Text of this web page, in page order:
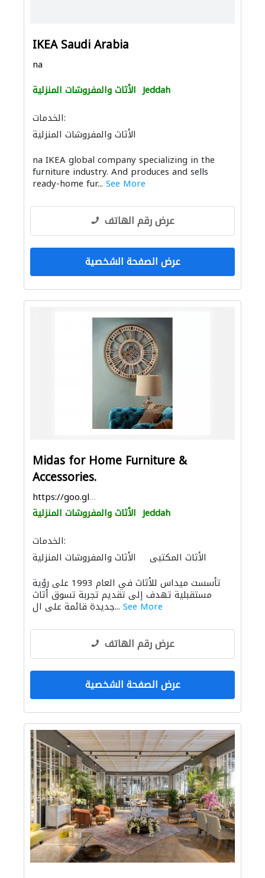
IKEA Saudi Arabia
na
الأثاث والمفروشات المنزلية Jeddah
الخدمات:
الأثاث والمفروشات المنزلية
na IKEA global company specializing in the
furniture industry. And produces and sells
ready-home fur... See More
عرض رقم الهاتف
عرض الصفحة الشخصية
Midas for Home Furniture &
Accessories.
https://goo.gl/maps/cZ9gxcKBDJJUiPkJ9
الأثاث والمفروشات المنزلية Jeddah
الخدمات:
الأثاث والمفروشات المنزلية
الأثاث المكتبي
تأسست ميداس للأثاث في العام 1993 على رؤية
مستقبلية تهدف إلى تقديم تجربة تسوق أثاث
جديدة قائمة على ال... See More
عرض رقم الهاتف
عرض الصفحة الشخصية